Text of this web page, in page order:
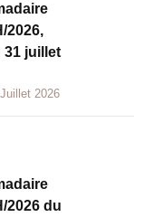
2026,
31 juillet
2026
2026 du